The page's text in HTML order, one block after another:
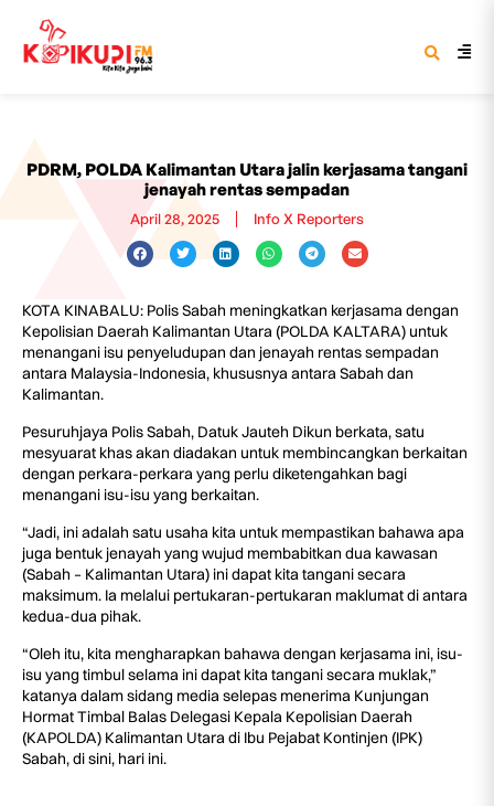
PDRM, POLDA Kalimantan Utara jalin kerjasama tangani
jenayah rentas sempadan
April 28, 2025 Info X Reporters
KOTA KINABALU: Polis Sabah meningkatkan kerjasama dengan
Kepolisian Daerah Kalimantan Utara (POLDA KALTARA) untuk
menangani isu penyeludupan dan jenayah rentas sempadan
antara Malaysia-Indonesia, khususnya antara Sabah dan
Kalimantan.
Pesuruhjaya Polis Sabah, Datuk Jauteh Dikun berkata, satu
mesyuarat khas akan diadakan untuk membincangkan berkaitan
dengan perkara-perkara yang perlu diketengahkan bagi
menangani isu-isu yang berkaitan.
“Jadi, ini adalah satu usaha kita untuk mempastikan bahawa apa
juga bentuk jenayah yang wujud membabitkan dua kawasan
(Sabah – Kalimantan Utara) ini dapat kita tangani secara
maksimum. Ia melalui pertukaran-pertukaran maklumat di antara
kedua-dua pihak.
“Oleh itu, kita mengharapkan bahawa dengan kerjasama ini, isu-
isu yang timbul selama ini dapat kita tangani secara muklak,”
katanya dalam sidang media selepas menerima Kunjungan
Hormat Timbal Balas Delegasi Kepala Kepolisian Daerah
(KAPOLDA) Kalimantan Utara di Ibu Pejabat Kontinjen (IPK)
Sabah, di sini, hari ini.